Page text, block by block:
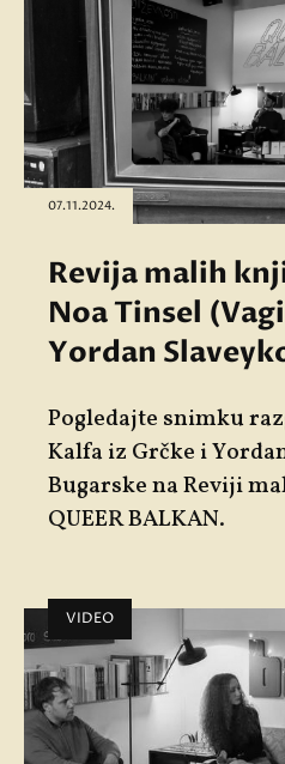
07.11.2024.
Revija malih
Noa Tinsel
Yordan
Pogledajte snimku
Kalfa iz Grčke i
Bugarske na Reviji
QUEER BALKAN.
VIDEO